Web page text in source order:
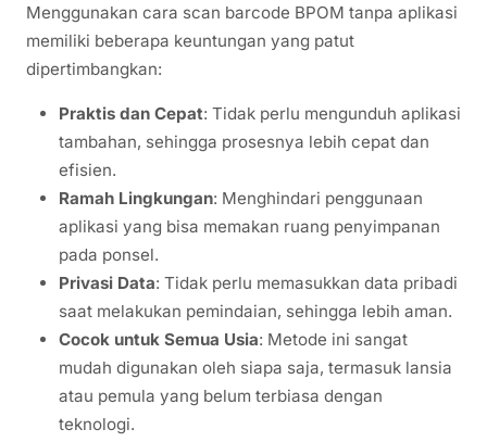
Menggunakan cara scan barcode BPOM tanpa aplikasi
memiliki beberapa keuntungan yang patut
dipertimbangkan:
Praktis dan Cepat: Tidak perlu mengunduh aplikasi
tambahan, sehingga prosesnya lebih cepat dan
efisien.
Ramah Lingkungan: Menghindari penggunaan
aplikasi yang bisa memakan ruang penyimpanan
pada ponsel.
Privasi Data: Tidak perlu memasukkan data pribadi
saat melakukan pemindaian, sehingga lebih aman.
Cocok untuk Semua Usia: Metode ini sangat
mudah digunakan oleh siapa saja, termasuk lansia
atau pemula yang belum terbiasa dengan
teknologi.